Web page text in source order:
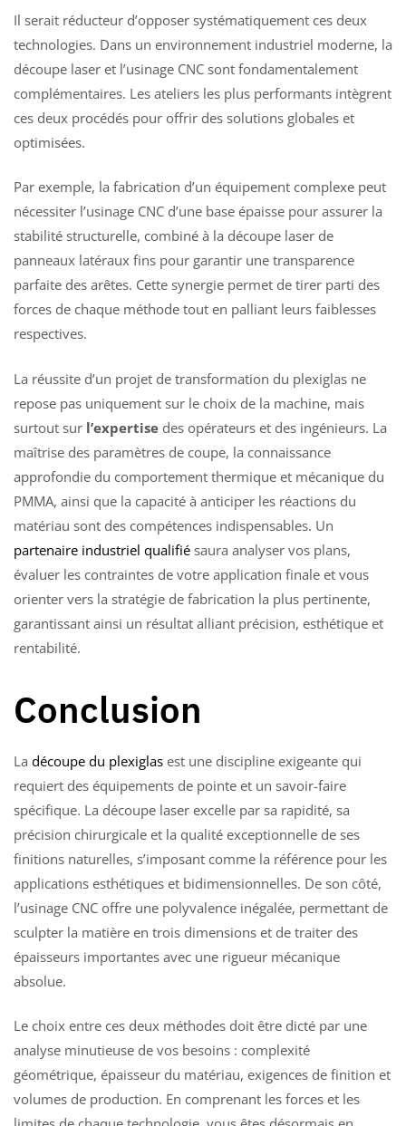
Il serait réducteur d’opposer systématiquement ces deux
technologies. Dans un environnement industriel moderne, la
découpe laser et l’usinage CNC sont fondamentalement
complémentaires. Les ateliers les plus performants intègrent
ces deux procédés pour offrir des solutions globales et
optimisées.
Par exemple, la fabrication d’un équipement complexe peut
nécessiter l’usinage CNC d’une base épaisse pour assurer la
stabilité structurelle, combiné à la découpe laser de
panneaux latéraux fins pour garantir une transparence
parfaite des arêtes. Cette synergie permet de tirer parti des
forces de chaque méthode tout en palliant leurs faiblesses
respectives.
La réussite d’un projet de transformation du plexiglas ne
repose pas uniquement sur le choix de la machine, mais
surtout sur l’expertise des opérateurs et des ingénieurs. La
maîtrise des paramètres de coupe, la connaissance
approfondie du comportement thermique et mécanique du
PMMA, ainsi que la capacité à anticiper les réactions du
matériau sont des compétences indispensables. Un
partenaire industriel qualifié saura analyser vos plans,
évaluer les contraintes de votre application finale et vous
orienter vers la stratégie de fabrication la plus pertinente,
garantissant ainsi un résultat alliant précision, esthétique et
rentabilité.
Conclusion
La découpe du plexiglas est une discipline exigeante qui
requiert des équipements de pointe et un savoir-faire
spécifique. La découpe laser excelle par sa rapidité, sa
précision chirurgicale et la qualité exceptionnelle de ses
finitions naturelles, s’imposant comme la référence pour les
applications esthétiques et bidimensionnelles. De son côté,
l’usinage CNC offre une polyvalence inégalée, permettant de
sculpter la matière en trois dimensions et de traiter des
épaisseurs importantes avec une rigueur mécanique
absolue.
Le choix entre ces deux méthodes doit être dicté par une
analyse minutieuse de vos besoins : complexité
géométrique, épaisseur du matériau, exigences de finition et
volumes de production. En comprenant les forces et les